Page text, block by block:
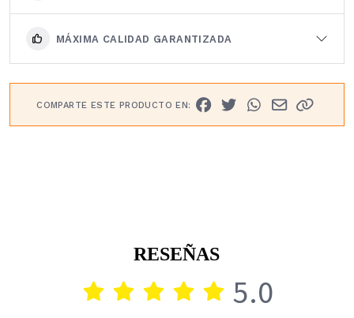
MÁXIMA CALIDAD GARANTIZADA
COMPARTE ESTE PRODUCTO EN:
RESEÑAS
5.0